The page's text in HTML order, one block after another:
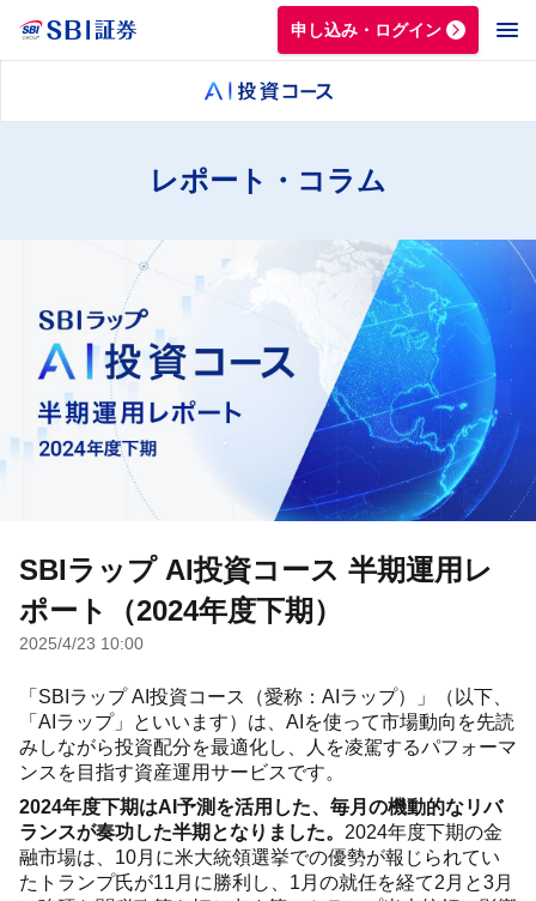
申し込み・ログイン
レポート・コラム
SBIラップ AI投資コース 半期運用レ
ポート（2024年度下期）
2025/4/23 10:00
「SBIラップ AI投資コース（愛称：AIラップ）」（以下、
「AIラップ」といいます）は、AIを使って市場動向を先読
みしながら投資配分を最適化し、人を凌駕するパフォーマ
ンスを目指す資産運用サービスです。
2024年度下期はAI予測を活用した、毎月の機動的なリバ
ランスが奏功した半期となりました。 2024年度下期の金
融市場は、10月に米大統領選挙での優勢が報じられてい
たトランプ氏が11月に勝利し、1月の就任を経て2月と3月